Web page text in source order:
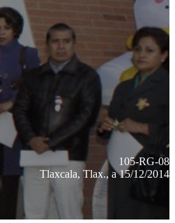
105-RG-08
Tlaxcala, Tlax., a 15/12/2014